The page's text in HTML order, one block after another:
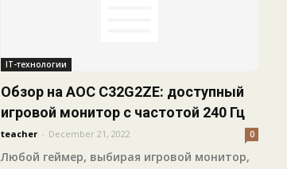
IT-технологии
Обзор на AOC C32G2ZE: доступный
игровой монитор с частотой 240 Гц
teacher - December 21, 2022 0
Любой геймер, выбирая игровой монитор,